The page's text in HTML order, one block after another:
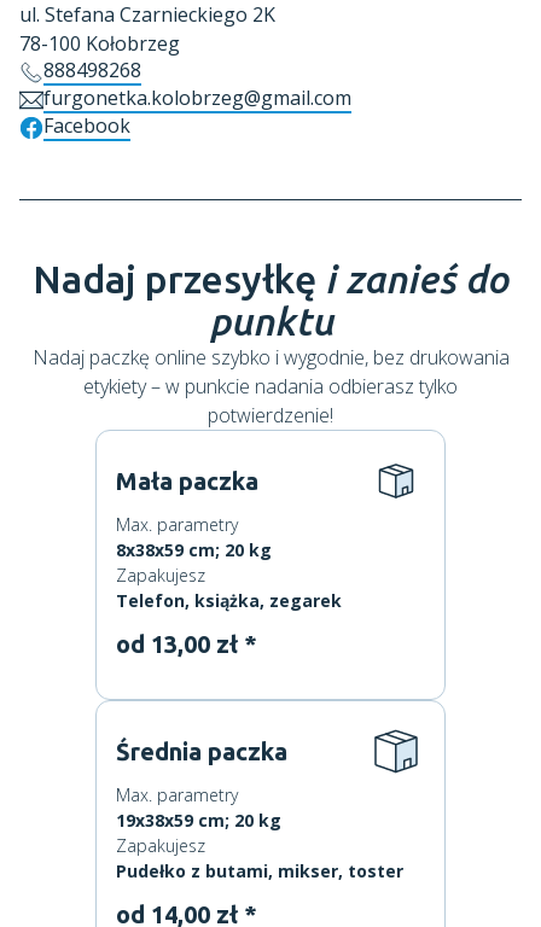
ul. Stefana Czarnieckiego 2K
78-100 Kołobrzeg
888498268
furgonetka.kolobrzeg@gmail.com
Facebook
Nadaj przesyłkę i zanieś do
punktu
Nadaj paczkę online szybko i wygodnie, bez drukowania
etykiety – w punkcie nadania odbierasz tylko
potwierdzenie!
Mała paczka
Max. parametry
8x38x59 cm; 20 kg
Zapakujesz
Telefon, książka, zegarek
od 13,00 zł *
Średnia paczka
Max. parametry
19x38x59 cm; 20 kg
Zapakujesz
Pudełko z butami, mikser, toster
od 14,00 zł *